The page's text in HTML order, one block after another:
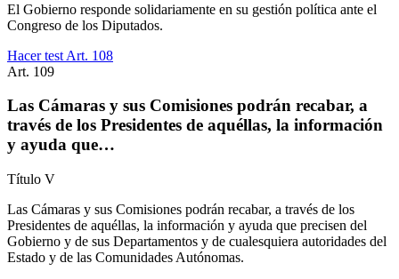
El Gobierno responde solidariamente en su gestión política ante el
Congreso de los Diputados.
Hacer test Art. 108
Art. 109
Las Cámaras y sus Comisiones podrán recabar, a
través de los Presidentes de aquéllas, la información
y ayuda que…
Título V
Las Cámaras y sus Comisiones podrán recabar, a través de los
Presidentes de aquéllas, la información y ayuda que precisen del
Gobierno y de sus Departamentos y de cualesquiera autoridades del
Estado y de las Comunidades Autónomas.